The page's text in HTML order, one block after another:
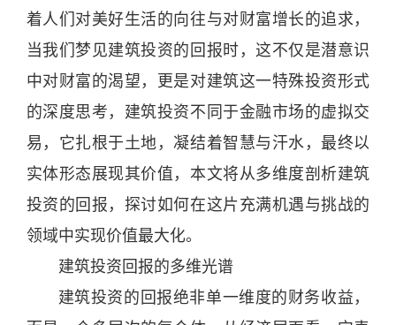
着人们对美好生活的向往与对财富增长的追求，
当我们梦见建筑投资的回报时，这不仅是潜意识
中对财富的渴望，更是对建筑这一特殊投资形式
的深度思考， 建筑投资不同于金融市场的虚拟交
易，它扎根于土地，凝结着智慧与汗水，最终以
实体形态展现其价值，本文将从多维度剖析建筑
投资的回报，探讨如何在这片充满机遇与挑战的
领域中实现价值最大化。
建筑投资回报的多维光谱
建筑投资的回报绝非单一维度的财务收益，